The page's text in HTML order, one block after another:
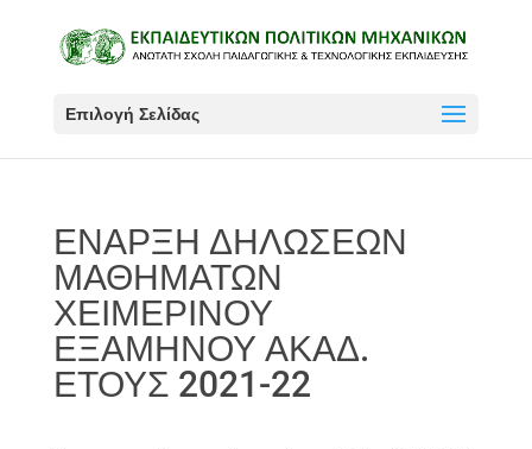
Επιλογή Σελίδας
ΕΝΑΡΞΗ ΔΗΛΩΣΕΩΝ
ΜΑΘΗΜΑΤΩΝ
ΧΕΙΜΕΡΙΝΟΥ
ΕΞΑΜΗΝΟΥ ΑΚΑΔ.
ΕΤΟΥΣ 2021-22